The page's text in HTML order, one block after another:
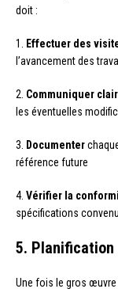
doit :
1. Effectuer des
l’avancement des
2. Communiquer
les éventuelles
3. Documenter
référence future
4. Vérifier la
spécifications
5. Planification
Une fois le gros œuvre